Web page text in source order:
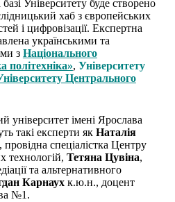
Університету буде створено
хаб з європейських
і цифровізації. Експертна
українськими та
з Національного
політехніка», Університету
Центрального
імені Ярослава
такі експерти як Наталія
спеціалістка Центру
технологій, Тетяна Цувіна,
та альтернативного
Карнаухк.ю.н., доцент
№1.